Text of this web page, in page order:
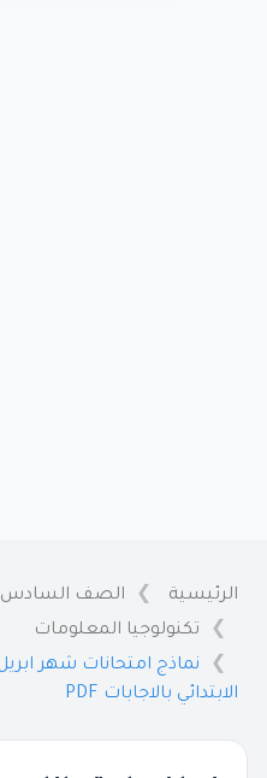
الرئيسية الصف السادس
تكنولوجيا المعلومات
نماذج امتحانات شهر
الابتدائي بالاجابات PDF